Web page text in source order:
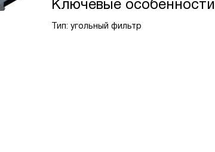
Ключевые особенности
Тип: угольный фильтр